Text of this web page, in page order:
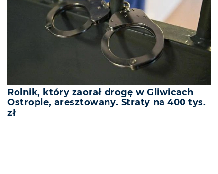
Rolnik, który zaorał drogę w Gliwicach
Ostropie, aresztowany. Straty na 400 tys.
zł